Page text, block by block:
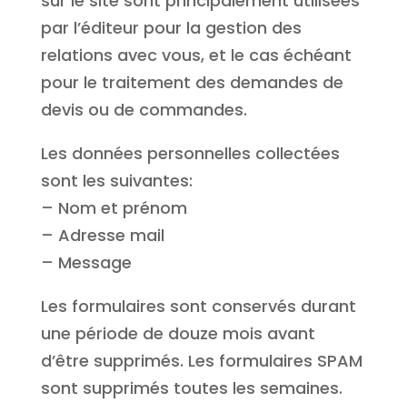
par l’éditeur pour la gestion des
relations avec vous, et le cas échéant
pour le traitement des demandes de
devis ou de commandes.
Les données personnelles collectées
sont les suivantes:
– Nom et prénom
– Adresse mail
– Message
Les formulaires sont conservés durant
une période de douze mois avant
d’être supprimés. Les formulaires SPAM
sont supprimés toutes les semaines.